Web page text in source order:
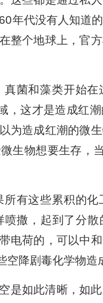
年代没有人知道
整个地球上，官
菌和藻类开始
，这才是造成红
为造成红潮的微
生物想要生存，
有这些累积的
撒，起到了分
电荷的，可以中
降剧毒化学物造
是如此清晰，如